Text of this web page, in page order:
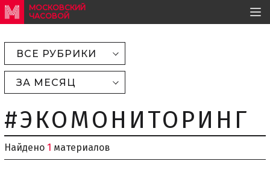
МОСКОВСКИЙ
ЧАСОВОЙ
Найдено 1 материалов
#ЭКОМОНИТОРИНГ
ВСЕ РУБРИКИ
ЗА МЕСЯЦ